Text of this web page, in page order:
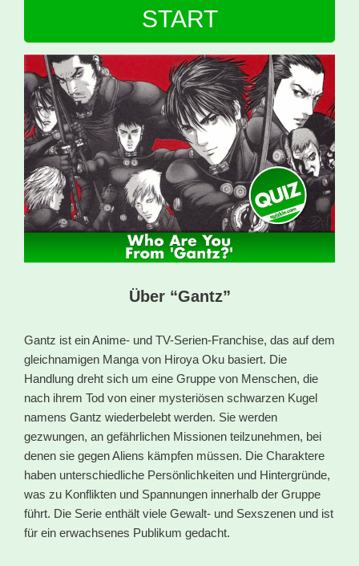
START
Über “Gantz”
Gantz ist ein Anime- und TV-Serien-Franchise, das auf dem
gleichnamigen Manga von Hiroya Oku basiert. Die
Handlung dreht sich um eine Gruppe von Menschen, die
nach ihrem Tod von einer mysteriösen schwarzen Kugel
namens Gantz wiederbelebt werden. Sie werden
gezwungen, an gefährlichen Missionen teilzunehmen, bei
denen sie gegen Aliens kämpfen müssen. Die Charaktere
haben unterschiedliche Persönlichkeiten und Hintergründe,
was zu Konflikten und Spannungen innerhalb der Gruppe
führt. Die Serie enthält viele Gewalt- und Sexszenen und ist
für ein erwachsenes Publikum gedacht.